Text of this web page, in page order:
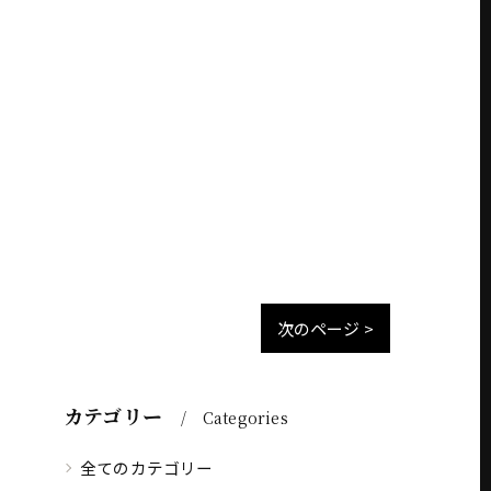
次のページ >
カテゴリー Categories
全てのカテゴリー